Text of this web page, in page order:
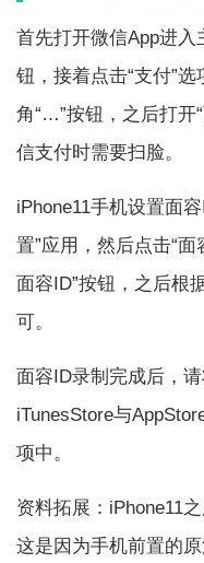
首先打开微信App进入
钮，接着点击“支付”
角“…”按钮，之后打开
信支付时需要扫脸。
iPhone11手机设置面
置”应用，然后点击“
面容ID”按钮，之后根
可。
面容ID录制完成后，请
iTunesStore与
项中。
资料拓展：iPhone11
这是因为手机前置的